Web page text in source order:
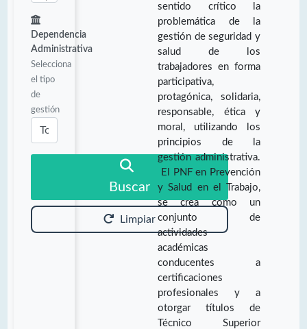
Dependencia
Administrativa
Selecciona
el tipo
de
gestión
Buscar
Limpiar
sentido crítico la
problemática de la
gestión de seguridad y
salud de los
trabajadores en forma
participativa,
protagónica, solidaria,
responsable, ética y
moral, utilizando los
principios de la
gestión administrativa.
El PNF en Prevención
y Salud en el Trabajo,
se crea como un
conjunto de
actividades
académicas
conducentes a
certificaciones
profesionales y a
otorgar títulos de
Técnico Superior